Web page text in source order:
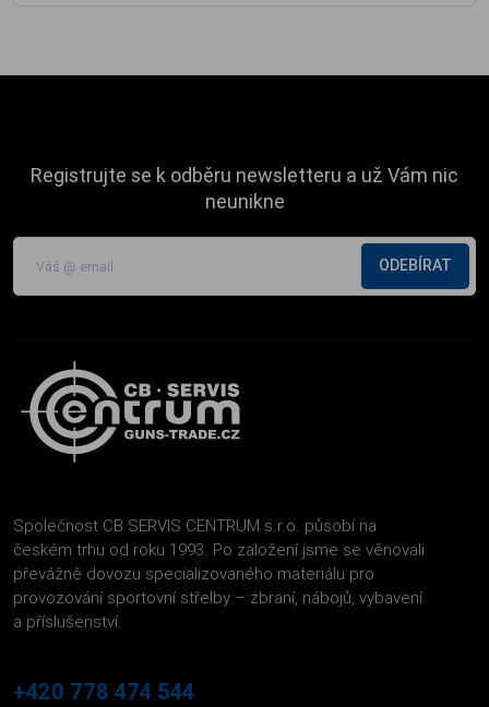
Registrujte se k odběru newsletteru a už Vám nic
neunikne
ODEBÍRAT
Společnost CB SERVIS CENTRUM s.r.o. působí na
českém trhu od roku 1993. Po založení jsme se věnovali
převážně dovozu specializovaného materiálu pro
provozování sportovní střelby – zbraní, nábojů, vybavení
a příslušenství.
+420 778 474 544